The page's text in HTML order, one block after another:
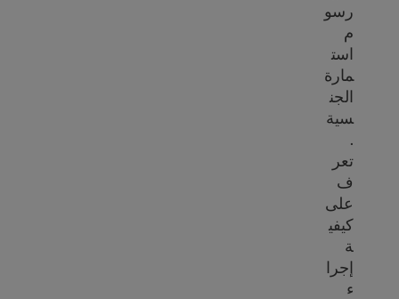
رسو
م
است
مارة
الجن
سية
.
تعر
ف
على
كيفي
ة
إجرا
ء